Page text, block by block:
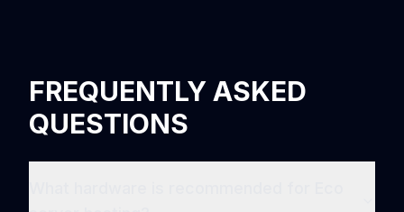
FREQUENTLY ASKED
QUESTIONS